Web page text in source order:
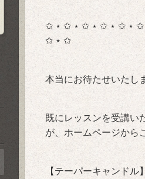
✩ ⋆ ✩ ⋆ ✩ ⋆ ✩ ⋆ ✩ ⋆ ✩
✩ ⋆ ✩
本当にお待たせいたし
既にレッスンを受講い
が、ホームページから
【テーパーキャンド